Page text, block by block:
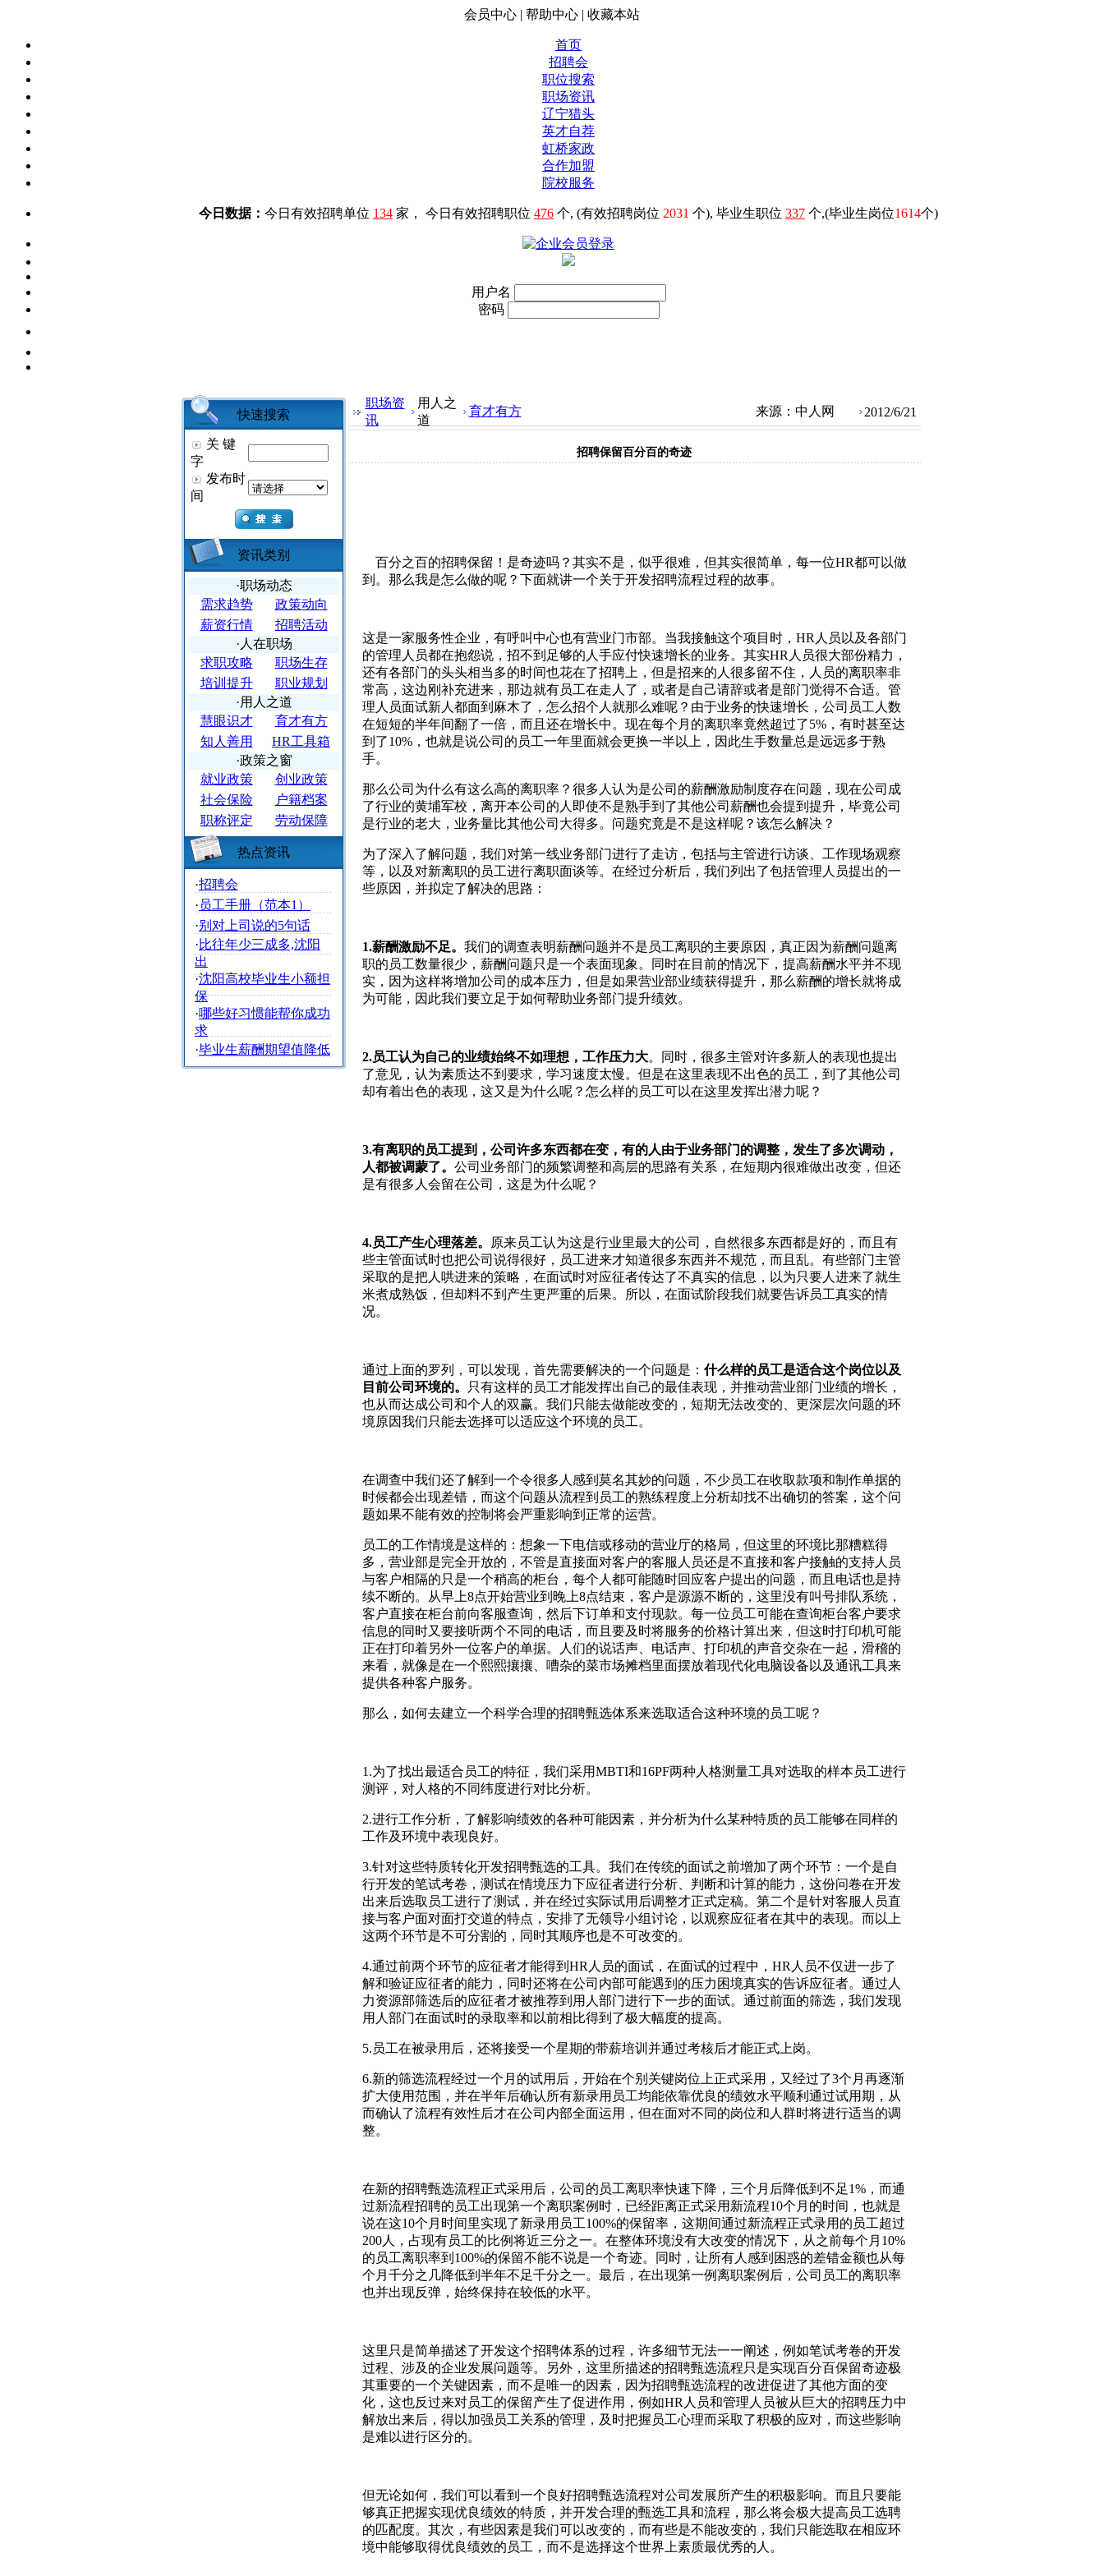
会员中心 | 帮助中心 | 收藏本站
首页
招聘会
职位搜索
职场资讯
辽宁猎头
英才自荐
虹桥家政
合作加盟
院校服务
今日数据： 今日有效招聘单位 134 家， 今日有效招聘职位 476 个, (有效招聘岗位 2031 个), 毕业生职位 337 个,(毕业生岗位1614个)
用户名
密码
快速搜索
关 键
字
发布时
间
资讯类别
·职场动态
需求趋势
政策动向
薪资行情
招聘活动
·人在职场
求职攻略
职场生存
培训提升
职业规划
·用人之道
慧眼识才
育才有方
知人善用
HR工具箱
·政策之窗
就业政策
创业政策
社会保险
户籍档案
职称评定
劳动保障
热点资讯
·招聘会
· 员工手册（范本1）
·别对上司说的5句话
·比往年少三成多,沈阳
出
·沈阳高校毕业生小额担
保
·哪些好习惯能帮你成功
求
·毕业生薪酬期望值降低
职场资
讯
用人之
道
育才有方 来源： 中人网 2012/6/21
招聘保留百分百的奇迹
百分之百的招聘保留！是奇迹吗？其实不是，似乎很难，但其实很简单，每一位HR都可以做
到。那么我是怎么做的呢？下面就讲一个关于开发招聘流程过程的故事。
这是一家服务性企业，有呼叫中心也有营业门市部。当我接触这个项目时，HR人员以及各部门
的管理人员都在抱怨说，招不到足够的人手应付快速增长的业务。其实HR人员很大部份精力，
还有各部门的头头相当多的时间也花在了招聘上，但是招来的人很多留不住，人员的离职率非
常高，这边刚补充进来，那边就有员工在走人了，或者是自己请辞或者是部门觉得不合适。管
理人员面试新人都面到麻木了，怎么招个人就那么难呢？由于业务的快速增长，公司员工人数
在短短的半年间翻了一倍，而且还在增长中。现在每个月的离职率竟然超过了5%，有时甚至达
到了10%，也就是说公司的员工一年里面就会更换一半以上，因此生手数量总是远远多于熟
手。
那么公司为什么有这么高的离职率？很多人认为是公司的薪酬激励制度存在问题，现在公司成
了行业的黄埔军校，离开本公司的人即使不是熟手到了其他公司薪酬也会提到提升，毕竟公司
是行业的老大，业务量比其他公司大得多。问题究竟是不是这样呢？该怎么解决？
为了深入了解问题，我们对第一线业务部门进行了走访，包括与主管进行访谈、工作现场观察
等，以及对新离职的员工进行离职面谈等。在经过分析后，我们列出了包括管理人员提出的一
些原因，并拟定了解决的思路：
1.薪酬激励不足。 我们的调查表明薪酬问题并不是员工离职的主要原因，真正因为薪酬问题离
职的员工数量很少，薪酬问题只是一个表面现象。同时在目前的情况下，提高薪酬水平并不现
实，因为这样将增加公司的成本压力，但是如果营业部业绩获得提升，那么薪酬的增长就将成
为可能，因此我们要立足于如何帮助业务部门提升绩效。
2.员工认为自己的业绩始终不如理想，工作压力大。同时，很多主管对许多新人的表现也提出
了意见，认为素质达不到要求，学习速度太慢。但是在这里表现不出色的员工，到了其他公司
却有着出色的表现，这又是为什么呢？怎么样的员工可以在这里发挥出潜力呢？
3.有离职的员工提到，公司许多东西都在变，有的人由于业务部门的调整，发生了多次调动，
人都被调蒙了。 公司业务部门的频繁调整和高层的思路有关系，在短期内很难做出改变，但还
是有很多人会留在公司，这是为什么呢？
4.员工产生心理落差。
原来员工认为这是行业里最大的公司，自然很多东西都是好的，而且有
些主管面试时也把公司说得很好，员工进来才知道很多东西并不规范，而且乱。有些部门主管
采取的是把人哄进来的策略，在面试时对应征者传达了不真实的信息，以为只要人进来了就生
米煮成熟饭，但却料不到产生更严重的后果。所以，在面试阶段我们就要告诉员工真实的情
况。
通过上面的罗列，可以发现，首先需要解决的一个问题是： 什么样的员工是适合这个岗位以及
目前公司环境的。
只有这样的员工才能发挥出自己的最佳表现，并推动营业部门业绩的增长，
也从而达成公司和个人的双赢。我们只能去做能改变的，短期无法改变的、更深层次问题的环
境原因我们只能去选择可以适应这个环境的员工。
在调查中我们还了解到一个令很多人感到莫名其妙的问题，不少员工在收取款项和制作单据的
时候都会出现差错，而这个问题从流程到员工的熟练程度上分析却找不出确切的答案，这个问
题如果不能有效的控制将会严重影响到正常的运营。
员工的工作情境是这样的：想象一下电信或移动的营业厅的格局，但这里的环境比那糟糕得
多，营业部是完全开放的，不管是直接面对客户的客服人员还是不直接和客户接触的支持人员
与客户相隔的只是一个稍高的柜台，每个人都可能随时回应客户提出的问题，而且电话也是持
续不断的。从早上8点开始营业到晚上8点结束，客户是源源不断的，这里没有叫号排队系统，
客户直接在柜台前向客服查询，然后下订单和支付现款。每一位员工可能在查询柜台客户要求
信息的同时又要接听两个不同的电话，而且要及时将服务的价格计算出来，但这时打印机可能
正在打印着另外一位客户的单据。人们的说话声、电话声、打印机的声音交杂在一起，滑稽的
来看，就像是在一个熙熙攘攘、嘈杂的菜市场摊档里面摆放着现代化电脑设备以及通讯工具来
提供各种客户服务。
那么，如何去建立一个科学合理的招聘甄选体系来选取适合这种环境的员工呢？
1.为了找出最适合员工的特征，我们采用MBTI和16PF两种人格测量工具对选取的样本员工进行
测评，对人格的不同纬度进行对比分析。
2.进行工作分析，了解影响绩效的各种可能因素，并分析为什么某种特质的员工能够在同样的
工作及环境中表现良好。
3.针对这些特质转化开发招聘甄选的工具。我们在传统的面试之前增加了两个环节：一个是自
行开发的笔试考卷，测试在情境压力下应征者进行分析、判断和计算的能力，这份问卷在开发
出来后选取员工进行了测试，并在经过实际试用后调整才正式定稿。第二个是针对客服人员直
接与客户面对面打交道的特点，安排了无领导小组讨论，以观察应征者在其中的表现。而以上
这两个环节是不可分割的，同时其顺序也是不可改变的。
4.通过前两个环节的应征者才能得到HR人员的面试，在面试的过程中，HR人员不仅进一步了
解和验证应征者的能力，同时还将在公司内部可能遇到的压力困境真实的告诉应征者。通过人
力资源部筛选后的应征者才被推荐到用人部门进行下一步的面试。通过前面的筛选，我们发现
用人部门在面试时的录取率和以前相比得到了极大幅度的提高。
5.员工在被录用后，还将接受一个星期的带薪培训并通过考核后才能正式上岗。
6.新的筛选流程经过一个月的试用后，开始在个别关键岗位上正式采用，又经过了3个月再逐渐
扩大使用范围，并在半年后确认所有新录用员工均能依靠优良的绩效水平顺利通过试用期，从
而确认了流程有效性后才在公司内部全面运用，但在面对不同的岗位和人群时将进行适当的调
整。
在新的招聘甄选流程正式采用后，公司的员工离职率快速下降，三个月后降低到不足1%，而通
过新流程招聘的员工出现第一个离职案例时，已经距离正式采用新流程10个月的时间，也就是
说在这10个月时间里实现了新录用员工100%的保留率，这期间通过新流程正式录用的员工超过
200人，占现有员工的比例将近三分之一。在整体环境没有大改变的情况下，从之前每个月10%
的员工离职率到100%的保留不能不说是一个奇迹。同时，让所有人感到困惑的差错金额也从每
个月千分之几降低到半年不足千分之一。最后，在出现第一例离职案例后，公司员工的离职率
也并出现反弹，始终保持在较低的水平。
这里只是简单描述了开发这个招聘体系的过程，许多细节无法一一阐述，例如笔试考卷的开发
过程、涉及的企业发展问题等。另外，这里所描述的招聘甄选流程只是实现百分百保留奇迹极
其重要的一个关键因素，而不是唯一的因素，因为招聘甄选流程的改进促进了其他方面的变
化，这也反过来对员工的保留产生了促进作用，例如HR人员和管理人员被从巨大的招聘压力中
解放出来后，得以加强员工关系的管理，及时把握员工心理而采取了积极的应对，而这些影响
是难以进行区分的。
但无论如何，我们可以看到一个良好招聘甄选流程对公司发展所产生的积极影响。而且只要能
够真正把握实现优良绩效的特质，并开发合理的甄选工具和流程，那么将会极大提高员工选聘
的匹配度。其次，有些因素是我们可以改变的，而有些是不能改变的，我们只能选取在相应环
境中能够取得优良绩效的员工，而不是选择这个世界上素质最优秀的人。